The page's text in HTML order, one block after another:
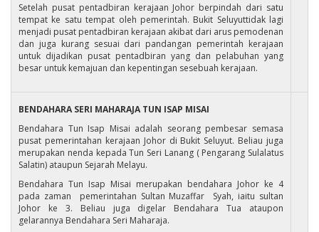
Setelah pusat pentadbiran kerajaan Johor berpindah dari satu
tempat ke satu tempat oleh pemerintah. Bukit Seluyuttidak lagi
menjadi pusat pentadbiran kerajaan akibat dari arus pemodenan
dan juga kurang sesuai dari pandangan pemerintah kerajaan
untuk dijadikan pusat pentadbiran yang dan pelabuhan yang
besar untuk kemajuan dan kepentingan sesebuah kerajaan.
BENDAHARA SERI MAHARAJA TUN ISAP MISAI
Bendahara Tun Isap Misai adalah seorang pembesar semasa
pusat pemerintahan kerajaan Johor di Bukit Seluyut. Beliau juga
merupakan nenda kepada Tun Seri Lanang ( Pengarang Sulalatus
Salatin) ataupun Sejarah Melayu.
Bendahara Tun Isap Misai merupakan bendahara Johor ke 4
pada zaman pemerintahan Sultan Muzaffar Syah, iaitu sultan
Johor ke 3. Beliau juga digelar Bendahara Tua ataupon
gelarannya Bendahara Seri Maharaja.